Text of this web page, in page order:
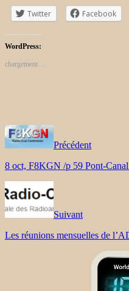
Twitter Facebook
WordPress:
chargement…
Précédent
8 oct, F8KGN /p 59 Pont-
Suivant
Les réunions mensuelles de